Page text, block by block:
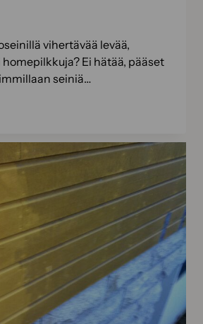
vihertävää levää,
Ei hätää, pääset
seiniä…